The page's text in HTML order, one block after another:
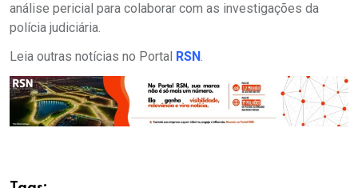
análise pericial para colaborar com as investigações da
polícia judiciária.
Leia outras notícias no Portal RSN.